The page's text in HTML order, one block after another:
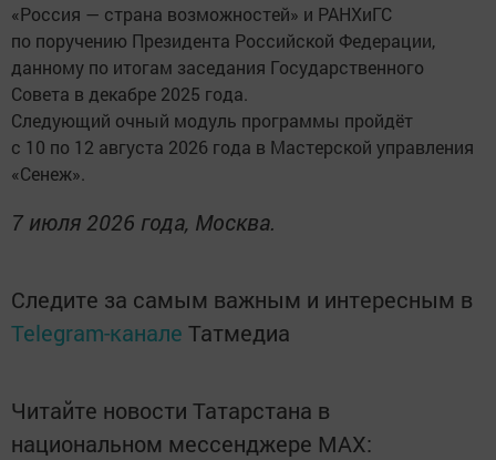
«Россия — страна возможностей» и РАНХиГС
по поручению Президента Российской Федерации,
данному по итогам заседания Государственного
Совета в декабре 2025 года.
Следующий очный модуль программы пройдёт
с 10 по 12 августа 2026 года в Мастерской управления
«Сенеж».
7 июля 2026 года, Москва.
Следите за самым важным и интересным в
Telegram-канале Татмедиа
Читайте новости Татарстана в
национальном мессенджере MАХ: